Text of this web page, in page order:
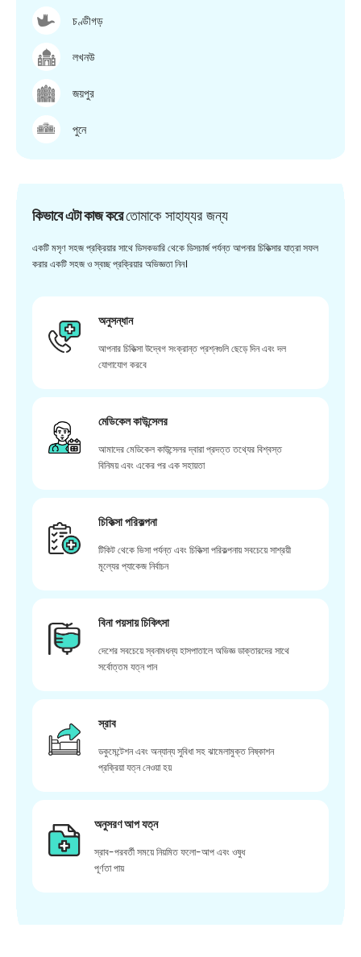
চণ্ডীগড়
লখনউ
জয়পুর
পুনে
কিভাবে এটা কাজ করেতোমাকে সাহায্যর জন্য
একটি মসৃণ সহজ প্রক্রিয়ার সাথে ডিসকভারি থেকে ডিসচার্জ পর্যন্ত আপনার চিকিত্সার যাত্রা সফল
করার একটি সহজ ও স্বচ্ছ প্রক্রিয়ার অভিজ্ঞতা নিন।
অনুসন্ধান
আপনার চিকিত্সা উদ্বেগ সংক্রান্ত প্রশ্নগুলি ছেড়ে দিন এবং দল
যোগাযোগ করবে
মেডিকেল কাউন্সেলর
আমাদের মেডিকেল কাউন্সেলর দ্বারা প্রদত্ত তথ্যের বিশ্বস্ত
বিনিময় এবং একের পর এক সহায়তা
চিকিত্সা পরিকল্পনা
টিকিট থেকে ভিসা পর্যন্ত এবং চিকিত্সা পরিকল্পনায় সবচেয়ে সাশ্রয়ী
মূল্যের প্যাকেজ নির্বাচন
বিনা পয়সায় চিকিৎসা
দেশের সবচেয়ে স্বনামধন্য হাসপাতালে অভিজ্ঞ ডাক্তারদের সাথে
সর্বোত্তম যত্ন পান
স্রাব
ডকুমেন্টেশন এবং অন্যান্য সুবিধা সহ ঝামেলামুক্ত নিষ্কাশন
প্রক্রিয়া যত্ন নেওয়া হয়
অনুসরণ আপ যত্ন
স্রাব-পরবর্তী সময়ে নিয়মিত ফলো-আপ এবং ওষুধ
পূর্ণতা পায়